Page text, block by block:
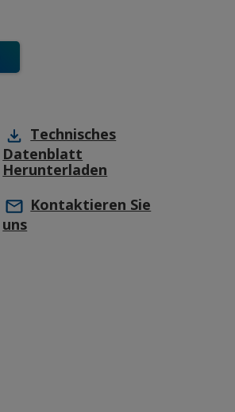
Technisches
Datenblatt
Herunterladen
Kontaktieren Sie
uns